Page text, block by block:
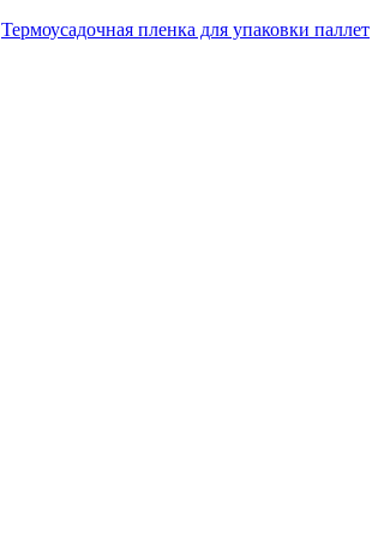
Термоусадочная пленка для упаковки паллет